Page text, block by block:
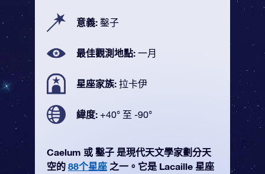
意義: 鑿子
最佳觀測地點: 一月
星座家族: 拉卡伊
緯度: +40° 至 -90°
Caelum 或 鑿子 是現代天文學家劃分天
空的 88个星座 之一。它是 Lacaille 星座